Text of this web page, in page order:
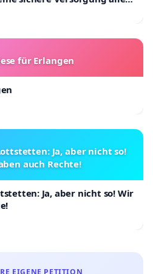
für Erlangen
Ja, aber nicht so!
auch Rechte!
Ja, aber nicht so! Wir